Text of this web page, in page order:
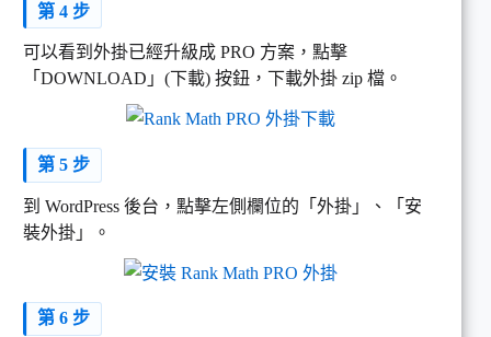
第 4 步
可以看到外掛已經升級成 PRO 方案，點擊
「DOWNLOAD」(下載) 按鈕，下載外掛 zip 檔。
第 5 步
到 WordPress 後台，點擊左側欄位的「外掛」、「安
裝外掛」。
第 6 步